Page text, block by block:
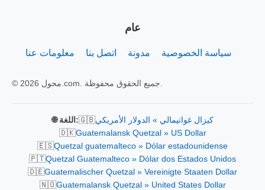
عام
معلومات عنا اتصل بنا مدونة سياسة الخصوصية
🌐 اللغة:🇬🇧كيزال غواتيمالي » الدولار الأمريكي
🇩🇰Guatemalansk Quetzal » US Dollar
🇪🇸Quetzal guatemalteco » Dólar estadounidense
🇵🇹Quetzal Guatemalteco » Dólar dos Estados Unidos
🇩🇪Guatemalischer Quetzal » Vereinigte Staaten Dollar
🇳🇴Guatemalansk Quetzal » United States Dollar